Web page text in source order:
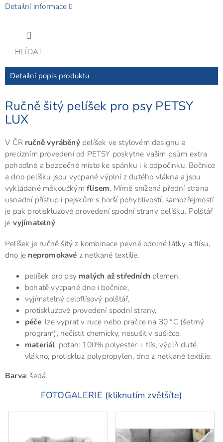
Detailní informace
HLÍDAT
Detailní popis produktu
Ručně šitý pelíšek pro psy PETSY
LUX
V ČR ručně vyráběnýpelíšek ve stylovém designu a
precizním provedení od PETSY poskytne vašim psům extra
pohodlné a bezpečné místo ke spánku i k odpočinku. Bočnice
a dno pelíšku jsou vycpané výplní z dutého vlákna a jsou
vykládané měkoučkým flísem. Mírně snížená přední strana
usnadní přístup i pejskům s horší pohyblivostí, samozřejmostí
je pak protiskluzové provedení spodní strany pelíšku. Polštář
je vyjímatelný.
Pelíšek je ručně šitý z kombinace pevné odolné látky a flísu,
dno je nepromokavé z netkané textilie.
pelíšek pro psy malých až středních plemen,
bohatě vycpané dno i bočnice,
vyjímatelný celoflísový polštář,
protiskluzové provedení spodní strany,
péče: lze vyprat v ruce nebo pračce na 30 °C (šetrný
program), nečistit chemicky, nesušit v sušičce,
materiál: potah: 100% polyester + flís, výplň duté
vlákno, protiskluz polypropylen, dno z netkané textilie.
Barva: šedá.
FOTOGALERIE (kliknutím zvětšíte)